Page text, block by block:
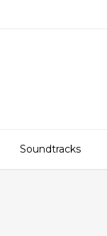
Soundtracks